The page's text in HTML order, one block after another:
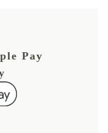
Pay